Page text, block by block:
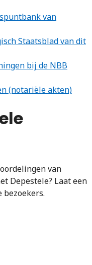
van
Staatsblad van dit
bij de NBB
(notariële akten)
van
Depestele? Laat een
bezoekers.